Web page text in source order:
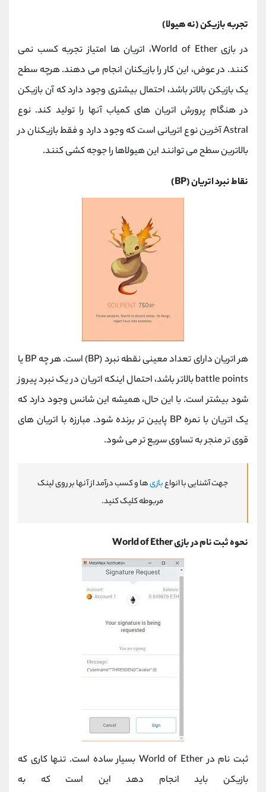
تجربه بازیکن (نه هیولا)
در بازی World of Ether، اتریان ها امتیاز تجربه کسب نمی
کنند. در عوض، این کار را بازیکنان انجام می دهند. هرچه سطح
یک بازیکن بالاتر باشد، احتمال بیشتری وجود دارد که آن بازیکن
در هنگام پرورش اتریان های کمیاب آنها را تولید کند. نوع
Astral آخرین نوع اتریانی است که وجود دارد و فقط بازیکنان در
بالاترین سطح می توانند این هیولاها را جوجه کشی کنند.
نقاط نبرد اتریان (BP)
هر اتریان دارای تعداد معینی نقطه نبرد (BP) است. هر چه BP یا
battle points بالاتر باشد، احتمال اینکه اتریان در یک نبرد پیروز
شود بیشتر است. با این حال، همیشه این شانس وجود دارد که
یک اتریان با نمره BP پایین ‌تر برنده شود. مبارزه با اتریان های
قوی تر منجر به تساوی سریع تر می شود.
جهت آشنایی با انواعبازیها و کسب درآمد از آنها بر روی لینک
مربوطه کلیک کنید.
نحوه ثبت نام در بازی World of Ether
ثبت نام در World of Ether بسیار ساده است. تنها کاری که
بازیکن باید انجام دهد این است که به